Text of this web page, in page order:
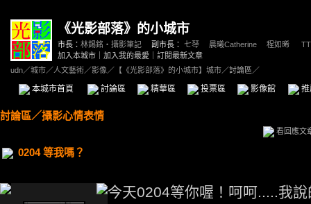
《光影部落》的小城市
市長： 林錫銘‧攝影筆記 副市長： 七琴 晨曦Catherine 程如晞
加入本城市
加入我的最愛
訂閱最新文章
udn／城市／人文藝術／影像 ／ 【《光影部落》的小城市】城市／討論區／
本城市首頁 討論區 精華區 投票區 影像館
討論區／攝影心情表情
看回應文
0204 等我嗎？
今天0204等你喔！呵呵.....我